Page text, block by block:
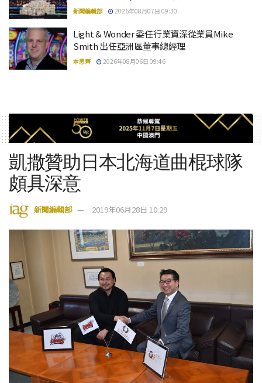
新聞編輯部 2026年08月07日 09:30
Light & Wonder 委任行業資深從業員Mike
Smith 出任亞洲區董事總經理
本思齊 2026年08月06日 09:46
凱撒贊助日本北海道曲棍球隊
頗具深意
新聞編輯部 2019年06月28日 10:29